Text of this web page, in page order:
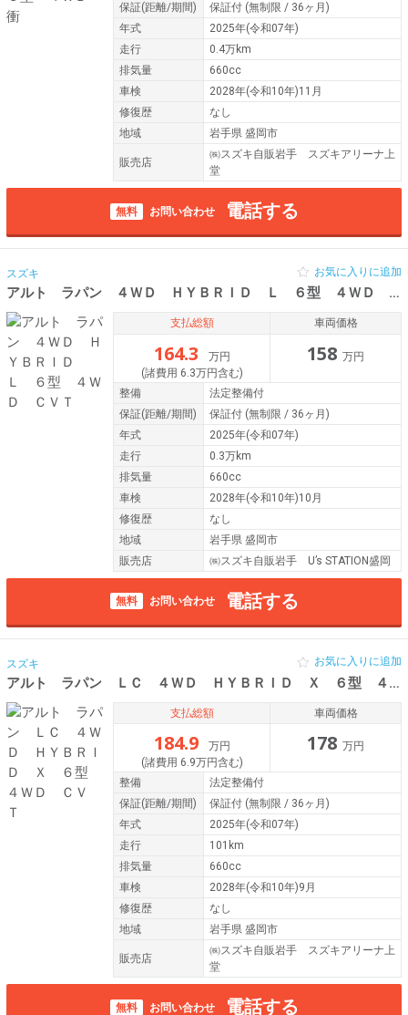
保証(距離/期間) 保証付 (無制限 / 36ヶ月)
年式
2025年(令和07年)
走行
0.4万km
排気量
660cc
車検
2028年(令和10年)11月
修復歴
なし
地域
岩手県 盛岡市
販売店
㈱スズキ自販岩手 スズキアリーナ上
堂
無料 お問い合わせ 電話する
スズキ
アルト ラパン ４ＷＤ ＨＹＢＲＩＤ Ｌ ６型 ４ＷＤ ＣＶＴ
お気に入りに追加
支払総額
164.3
万円
(諸費用 6.3万円含む)
車両価格
158 万円
整備
法定整備付
保証(距離/期間) 保証付 (無制限 / 36ヶ月)
年式
2025年(令和07年)
走行
0.3万km
排気量
660cc
車検
2028年(令和10年)10月
修復歴
なし
地域
岩手県 盛岡市
販売店
㈱スズキ自販岩手 U’s STATION盛岡
無料 お問い合わせ 電話する
スズキ
アルト ラパン ＬＣ ４ＷＤ ＨＹＢＲＩＤ Ｘ ６型 ４ＷＤ ＣＶＴ
お気に入りに追加
支払総額
184.9
万円
(諸費用 6.9万円含む)
車両価格
178 万円
整備
法定整備付
保証(距離/期間) 保証付 (無制限 / 36ヶ月)
年式
2025年(令和07年)
走行
101km
排気量
660cc
車検
2028年(令和10年)9月
修復歴
なし
地域
岩手県 盛岡市
販売店
㈱スズキ自販岩手 スズキアリーナ上
堂
無料 お問い合わせ 電話する